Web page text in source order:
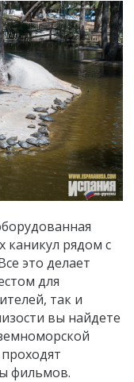
каникул рядом с
это делает
для
так и
вы найдете
фильмов.